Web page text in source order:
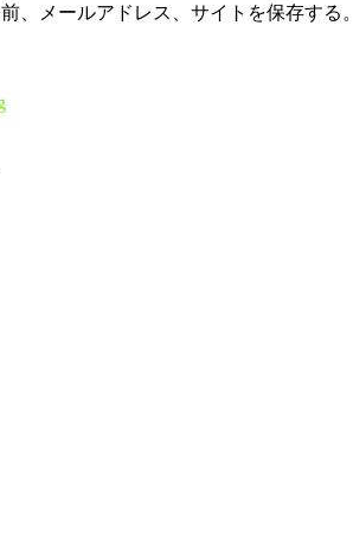
、メールアドレス、サイトを保存する。